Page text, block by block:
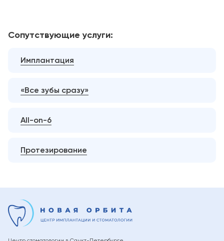
Сопутствующие услуги:
Имплантация
«Все зубы сразу»
All-on-6
Протезирование